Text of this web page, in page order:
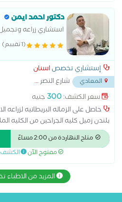
دكتور احمد ايمن
استشاري زراعه
(1 تقييم)
إستشاري تخصصاسنان
المعادي شارع النصر...
سعر الكشف:300 جنيه
حاصل على الزماله البريطانيه
بلندن زميل كليه الجراحين من الكليه
البريطانيه لزراعه الاسنان من الجامعه
الجراحين من الكليه الملكيه
متاح النهاردة من 2:00 مساءً
مفتوح الآن الكشف
المزيد من